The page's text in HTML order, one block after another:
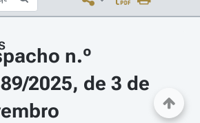
n.º
2025, de 3 de